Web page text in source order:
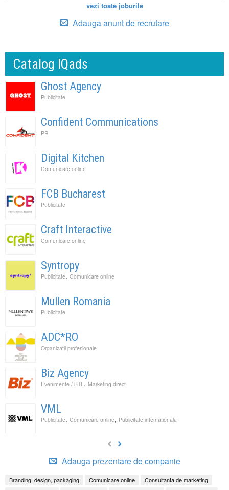
vezi toate joburile
Adauga anunt de recrutare
Catalog IQads
Ghost Agency
Publicitate
Confident Communications
PR
Digital Kitchen
Comunicare online
FCB Bucharest
Publicitate
Craft Interactive
Comunicare online
Syntropy
Publicitate, Comunicare online
Mullen Romania
Publicitate
ADC*RO
Organizatii profesionale
Biz Agency
Evenimente / BTL, Marketing direct
VML
Publicitate, Comunicare online, Publicitate internationala
Adauga prezentare de companie
Branding, design, packaging Comunicare online
Consultanta de marketing